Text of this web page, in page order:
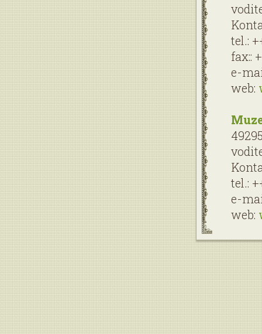
tel.:
fax::
e-
web:
tel.:
e-
web: